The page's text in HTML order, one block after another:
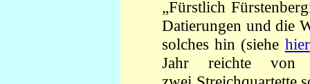
„Fürstlich
Datierungen und die
solches hin (siehe hier
Jahr reichte von